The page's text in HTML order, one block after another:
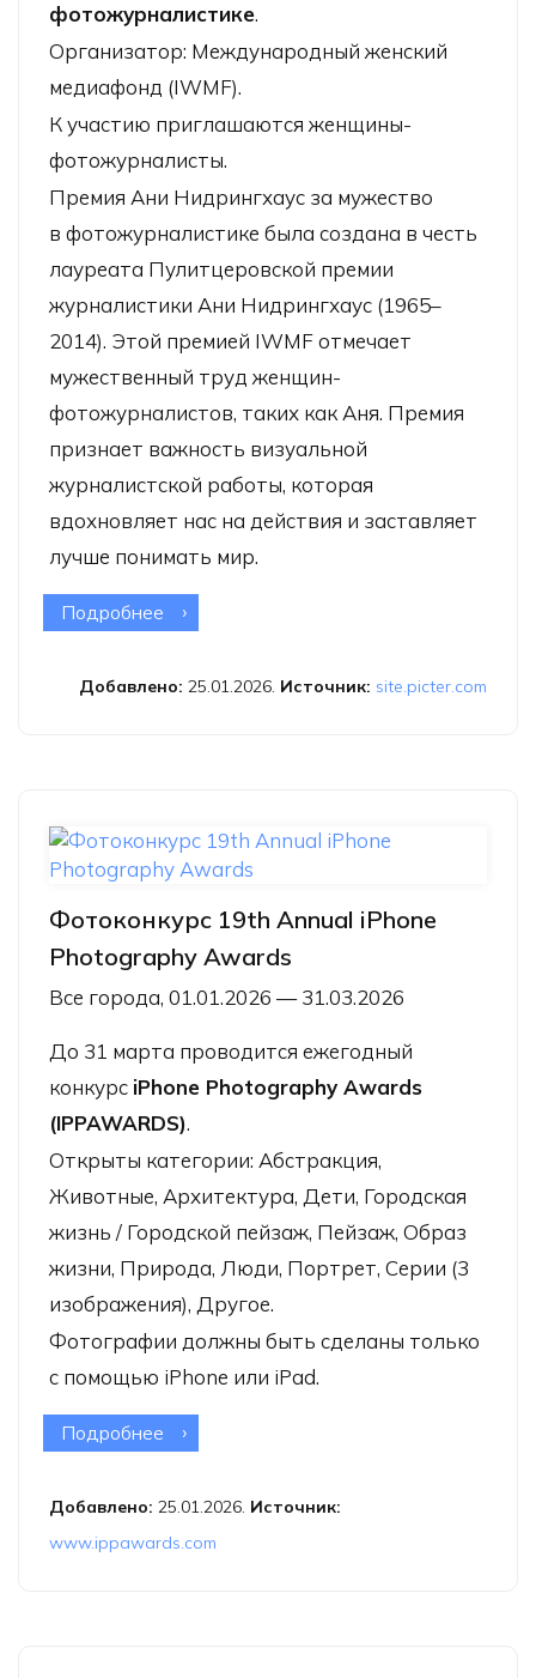
фотожурналистике.
Организатор: Международный женский
медиафонд (IWMF).
К участию приглашаются женщины-
фотожурналисты.
Премия Ани Нидрингхаус за мужество
в фотожурналистике была создана в честь
лауреата Пулитцеровской премии
журналистики Ани Нидрингхаус (1965–
2014). Этой премией IWMF отмечает
мужественный труд женщин-
фотожурналистов, таких как Аня. Премия
признает важность визуальной
журналистской работы, которая
вдохновляет нас на действия и заставляет
лучше понимать мир.
Подробнее о Премия Ани Нидрингхаус за
Добавлено: 25.01.2026. Источник: site.picter.com
Фотоконкурс 19th Annual iPhone
Photography Awards
Все города, 01.01.2026 — 31.03.2026
До 31 марта проводится ежегодный
конкурс iPhone Photography Awards
(IPPAWARDS).
Открыты категории: Абстракция,
Животные, Архитектура, Дети, Городская
жизнь / Городской пейзаж, Пейзаж, Образ
жизни, Природа, Люди, Портрет, Серии (3
изображения), Другое.
Фотографии должны быть сделаны только
с помощью iPhone или iPad.
Подробнее о Фотоконкурс 19th Annual iPhone
Добавлено: 25.01.2026. Источник:
www.ippawards.com